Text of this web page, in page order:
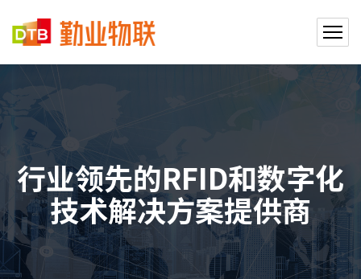
行业领先的RFID和数字化
技术解决方案提供商